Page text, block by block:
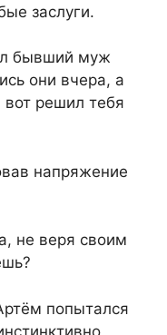
заслуги.
бывший муж
они вчера, а
решил тебя
напряжение
не веря своим
попытался